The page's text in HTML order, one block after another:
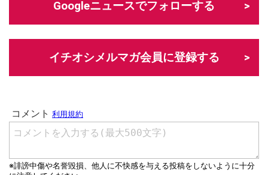
Googleニュースでフォローする
イチオシメルマガ会員に登録する